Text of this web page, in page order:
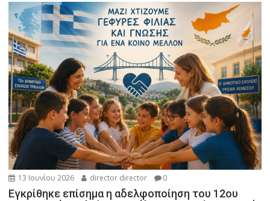
13 Ιουνίου 2026 director director 0
Εγκρίθηκε επίσημα η αδελφοποίηση του 12ου